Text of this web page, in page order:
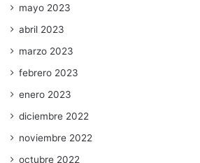
mayo 2023
abril 2023
marzo 2023
febrero 2023
enero 2023
diciembre 2022
noviembre 2022
octubre 2022